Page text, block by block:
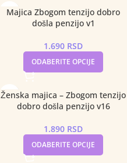
Majica Zbogom tenzijo dobro
došla penzijo v1
1.690 RSD
ODABERITE OPCIJE
Ženska majica – Zbogom tenzijo
dobro došla penzijo v16
1.890 RSD
ODABERITE OPCIJE